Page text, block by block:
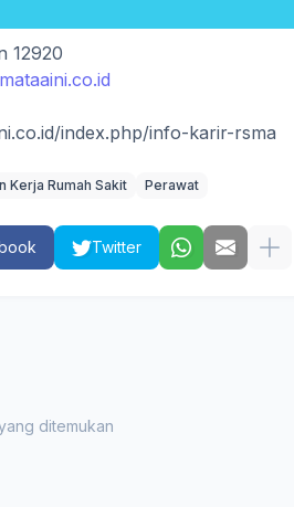
12920
index.php/info-karir-rsma
Kerja Rumah Sakit Perawat
Twitter
ditemukan